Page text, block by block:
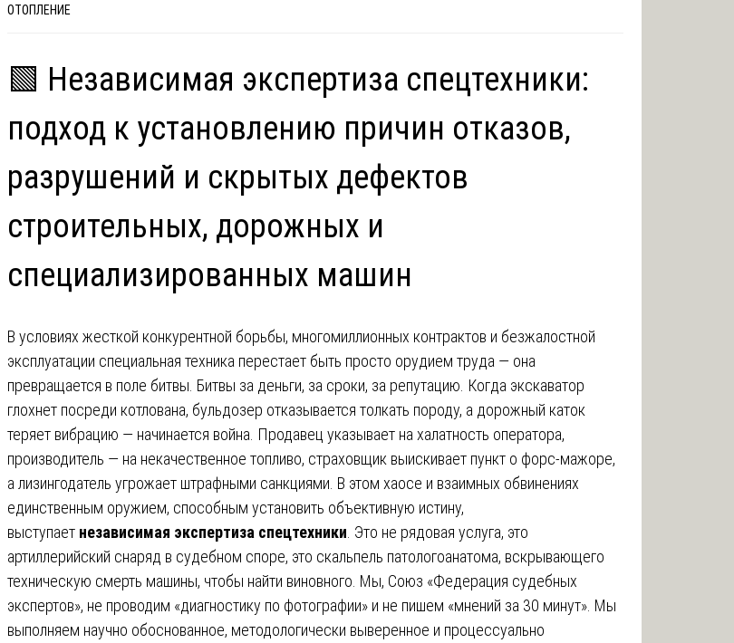
ОТОПЛЕНИЕ
🟩 Независимая экспертиза спецтехники:
подход к установлению причин отказов,
разрушений и скрытых дефектов
строительных, дорожных и
специализированных машин
В условиях жесткой конкурентной борьбы, многомиллионных контрактов и безжалостной
эксплуатации специальная техника перестает быть просто орудием труда — она
превращается в поле битвы. Битвы за деньги, за сроки, за репутацию. Когда экскаватор
глохнет посреди котлована, бульдозер отказывается толкать породу, а дорожный каток
теряет вибрацию — начинается война. Продавец указывает на халатность оператора,
производитель — на некачественное топливо, страховщик выискивает пункт о форс-мажоре,
а лизингодатель угрожает штрафными санкциями. В этом хаосе и взаимных обвинениях
единственным оружием, способным установить объективную истину,
выступает независимая экспертиза спецтехники . Это не рядовая услуга, это
артиллерийский снаряд в судебном споре, это скальпель патологоанатома, вскрывающего
техническую смерть машины, чтобы найти виновного. Мы, Союз «Федерация судебных
экспертов», не проводим «диагностику по фотографии» и не пишем «мнений за 30 минут». Мы
выполняем научно обоснованное, методологически выверенное и процессуально